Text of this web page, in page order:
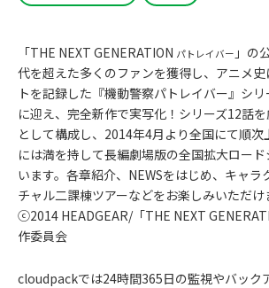
「THE NEXT GENERATION パトレイバー 」の
代を超えた多くのファンを獲得し、アニメ
トを記録した『機動警察パトレイバー』シ
に迎え、完全新作で実写化！シリーズ12話
として構成し、2014年4月より全国にて順
には満を持して長編劇場版の全国拡大ロー
います。各章紹介、NEWSをはじめ、キャラ
チャル二課棟ツアーなどをお楽しみいただけ
ⓒ2014 HEADGEAR/「THE NEXT
作委員会
cloudpackでは24時間365日の監視やバック